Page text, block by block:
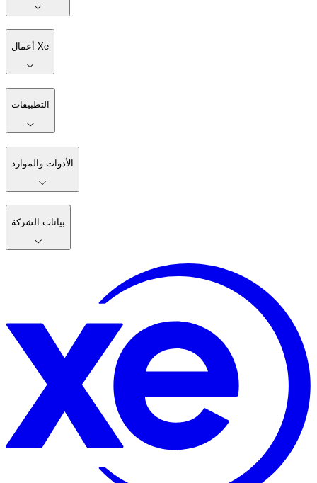
أعمال Xe
التطبيقات
الأدوات والموارد
بيانات الشركة